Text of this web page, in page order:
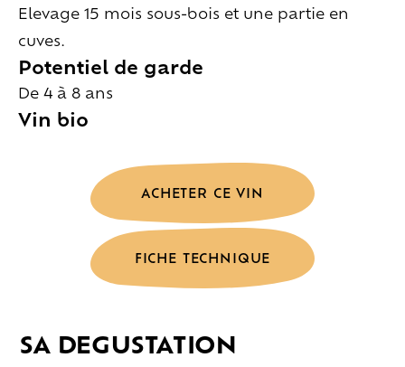
Elevage 15 mois sous-bois et une partie en
cuves.
Potentiel de garde
De 4 à 8 ans
Vin bio
ACHETER CE VIN
FICHE TECHNIQUE
SA DEGUSTATION